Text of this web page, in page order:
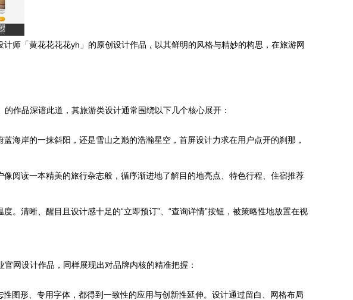
师「黄花花花花yh」的原创设计作品，以其鲜明的风格与精妙的构思，在旅游网
作品深谙此道，其旅游类设计通常围绕以下几个核心展开：
海岸的一抹斜阳，还是雪山之巅的浩瀚星空，首屏设计力求在用户点开的刹那，
阅读一本精美的旅行杂志般，循序渐进地了解目的地亮点、特色行程、住宿推荐
。清晰、醒目且设计感十足的“立即预订”、“查询详情”按钮，被策略性地放置在视
网设计作品，同样展现出对品牌内核的精准把握：
图形、专用字体，都得到一致性的应用与创新性延伸。设计通过留白、网格布局